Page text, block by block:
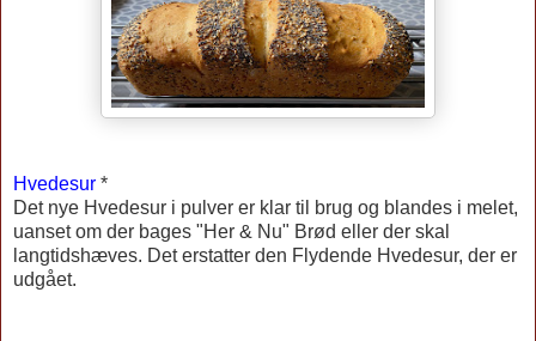
Hvedesur *
Det nye Hvedesur i pulver er klar til brug og blandes i melet,
uanset om der bages "Her & Nu" Brød eller der skal
langtidshæves. Det erstatter den Flydende Hvedesur, der er
udgået.